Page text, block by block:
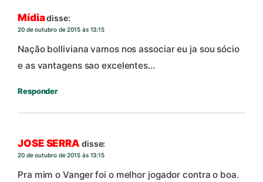
Mídiadisse:
20 de outubro de 2015 às 13:15
Nação bolliviana vamos nos associar eu ja sou sócio
e as vantagens sao excelentes…
Responder
JOSE SERRA disse:
20 de outubro de 2015 às 13:15
Pra mim o Vanger foi o melhor jogador contra o boa.